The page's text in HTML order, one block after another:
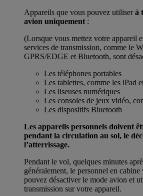
Appareils que vous pouvez utiliserà
avion uniquement :
(Lorsque vous mettez votre appareil
services de transmission, comme le
GPRS/EDGE et Bluetooth, sont
Les téléphones portables
Les tablettes, comme les iPad
Les liseuses numériques
Les consoles de jeux vidéo,
Les dispositifs Bluetooth
Les appareils personnels doivent
pendant la circulation au sol, le
l’atterrissage.
Pendant le vol, quelques minutes
généralement, le personnel en
pouvez désactiver le mode avion et
transmission sur votre appareil.